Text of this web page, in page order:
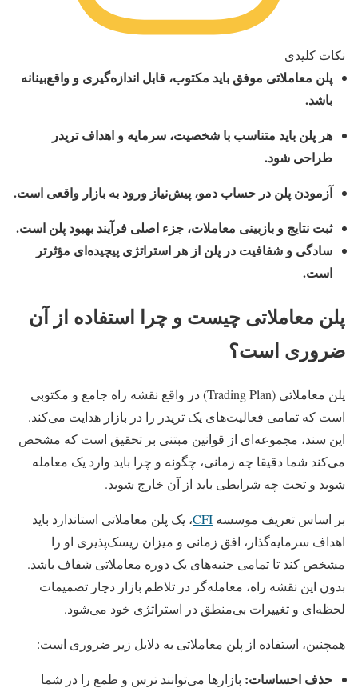
نکات کلیدی
پلن معاملاتی موفق باید مکتوب، قابل اندازه‌گیری و واقع‌بینانه
باشد.
هر پلن باید متناسب با شخصیت، سرمایه و اهداف تریدر
طراحی شود.
آزمودن پلن در حساب دمو، پیش‌نیاز ورود به بازار واقعی است.
ثبت نتایج و بازبینی معاملات، جزء اصلی فرآیند بهبود پلن است.
سادگی و شفافیت در پلن از هر استراتژی پیچیده‌ای مؤثرتر
است.
پلن معاملاتی چیست و چرا استفاده از آن
ضروری است؟
پلن معاملاتی (Trading Plan) در واقع نقشه راه جامع و مکتوبی
است که تمامی فعالیت‌های یک تریدر را در بازار هدایت می‌کند.
این سند، مجموعه‌ای از قوانین مبتنی بر تحقیق است که مشخص
می‌کند شما دقیقا چه زمانی، چگونه و چرا باید وارد یک معامله
شوید و تحت چه شرایطی باید از آن خارج شوید.
بر اساس تعریف موسسه CFI، یک پلن معاملاتی استاندارد باید
اهداف سرمایه‌گذار، افق زمانی و میزان ریسک‌پذیری او را
مشخص کند تا تمامی جنبه‌های یک دوره معاملاتی شفاف باشد.
بدون این نقشه راه، معامله‌گر در تلاطم بازار دچار تصمیمات
لحظه‌ای و تغییرات بی‌منطق در استراتژی خود می‌شود.
همچنین، استفاده از پلن معاملاتی به دلایل زیر ضروری است:
حذف احساسات: بازارها می‌توانند ترس و طمع را در شما